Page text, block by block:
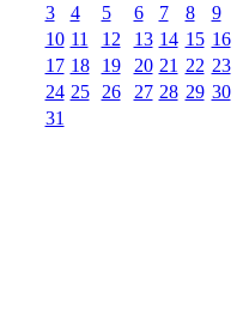
3
4 5 6 7 8
9
10 11 12 13 14 15 16
17 18 19 20 21 22 23
24 25 26 27 28 29 30
31